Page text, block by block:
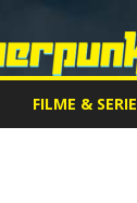
FILME &